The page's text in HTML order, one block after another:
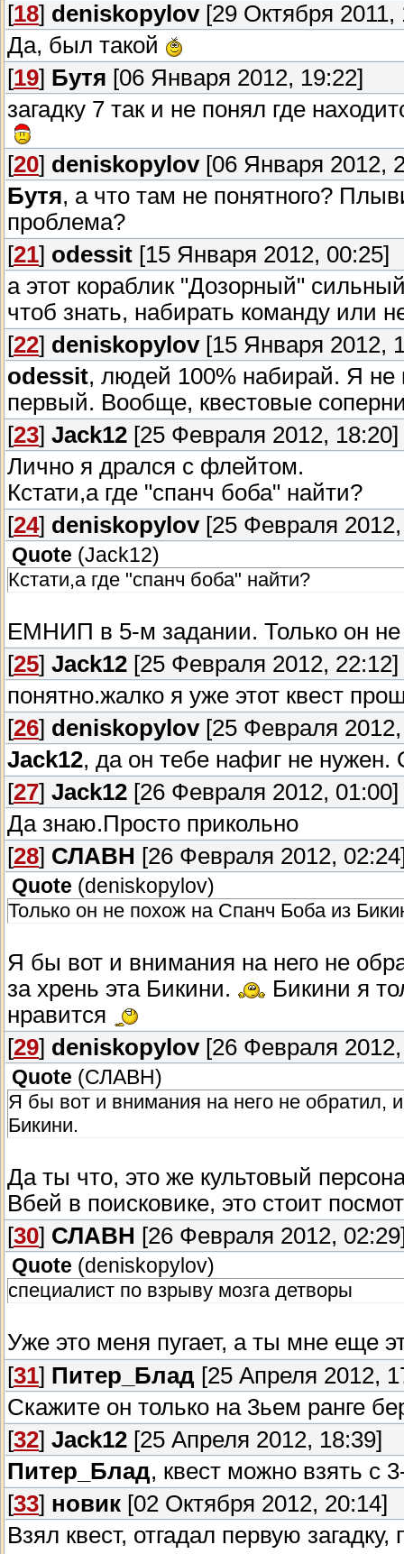
[18] deniskopylov[29 Октября 2011,
Да, был такой
[19] Бутя [06 Января 2012, 19:22]
загадку 7 так и не понял где
[20] deniskopylov[06 Января 2012,
Бутя, а что там не понятного?
проблема?
[21] odessit [15 Января 2012, 00:25]
а этот кораблик "Дозорный"
чтоб знать, набирать команду или
[22] deniskopylov[15 Января 2012,
odessit, людей 100% набирай. Я не
первый. Вообще, квестовые
[23] Jack12 [25 Февраля 2012, 18:20]
Лично я дрался с флейтом.
Кстати,а где "спанч боба" найти?
[24] deniskopylov[25 Февраля 2012,
Quote (Jack12)
Кстати,а где "спанч боба" найти?
ЕМНИП в 5-м задании. Только он
[25] Jack12 [25 Февраля 2012, 22:12]
понятно.жалко я уже этот квест
[26] deniskopylov[25 Февраля 2012,
Jack12, да он тебе нафиг не
[27] Jack12 [26 Февраля 2012, 01:00]
Да знаю.Просто прикольно
[28] СЛАВН [26 Февраля 2012,
Quote (deniskopylov)
Только он не похож на Спанч Боба из
Я бы вот и внимания на него не
за хрень эта Бикини.
Бикини я
нравится
[29] deniskopylov[26 Февраля 2012,
Quote (СЛАВН )
Я бы вот и внимания на него не обратил,
Бикини.
Да ты что, это же культовый
Вбей в поисковике, это стоит
[30] СЛАВН [26 Февраля 2012,
Quote (deniskopylov)
специалист по взрыву мозга детворы
Уже это меня пугает, а ты мне еще
[31] Питер_Блад [25 Апреля 2012,
Скажите он только на 3ьем ранге
[32] Jack12 [25 Апреля 2012, 18:39]
Питер_Блад, квест можно взять с
[33] новик [02 Октября 2012, 20:14]
Взял квест, отгадал первую